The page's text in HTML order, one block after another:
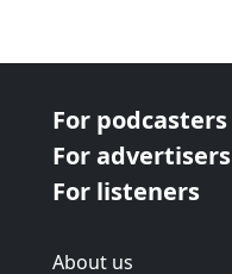
For podcasters
For advertisers
For listeners
About us